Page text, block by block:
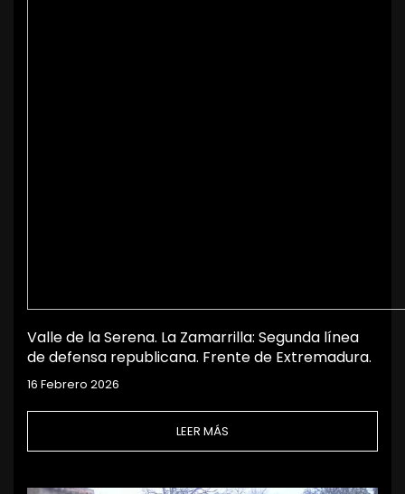
Valle de la Serena. La Zamarrilla: Segunda línea
de defensa republicana. Frente de Extremadura.
16 Febrero 2026
LEER MÁS